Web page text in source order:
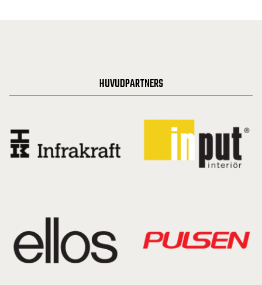
HUVUDPARTNERS